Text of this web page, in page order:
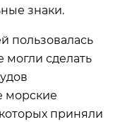
знаки.
пользовалась
могли сделать
морские
приняли